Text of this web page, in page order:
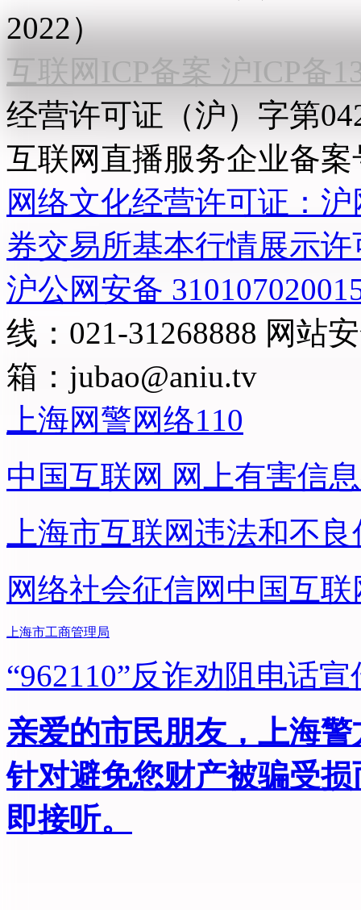
2022）
互联网ICP备案 沪ICP备
经营许可证（沪）字第
互联网直播服务企业备案
网络文化经营许可证：
券交易所基本行情展示许
沪公网安备
线：021-31268888 网站
箱： jubao@aniu.tv
上海网警网络110
中国互联网 网上有害信
上海市互联网违法和不
网络社会征信网 中国互
上海市工商管理局
“962110”反诈劝阻电话宣
亲爱的市民朋友，上海
针对避免您财产被骗受
即接听。